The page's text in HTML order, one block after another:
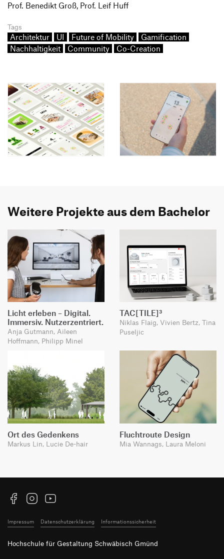
Prof. Benedikt Groß, Prof. Leif Huff
Tags
Architektur UI Future of Mobility
Gamification
Nachhaltigkeit
Community Co-Creation
Weitere Projekte aus dem Bachelor
Licht erleben – Digital.
Immersiv. Nutzerzentriert.
Anja Gutmann, Aileen
Hoffmann, Philipp Minel
TAC[TILE]³
Niklas Flaig, Vivien Bertz, Tina
Puseljic
Ort des Gedenkens
Markus Lin, Lucie De-hair
Fluchtroute Design
Mia Wannags, Laura Meloni
FacebookInstagramYouTube
Impressum Datenschutzerklärung Informationssicherheit
Hochschule für Gestaltung Schwäbisch Gmünd